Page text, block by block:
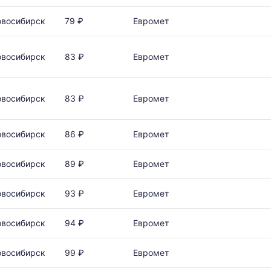
79 ₽ Евромет
83 ₽ Евромет
83 ₽ Евромет
86 ₽ Евромет
89 ₽ Евромет
93 ₽ Евромет
94 ₽ Евромет
99 ₽ Евромет